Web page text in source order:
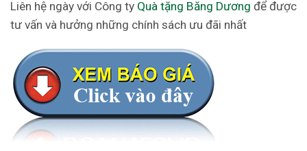
Liên hệ ngày với Công ty Quà tặng Băng Dương để được
tư vấn và hưởng những chính sách ưu đãi nhất